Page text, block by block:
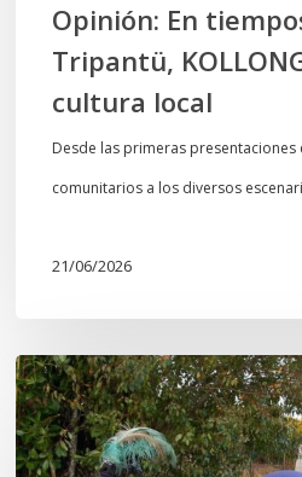
Opinión: En
Tripantü,
cultura local
Desde las primeras presentaciones
comunitarios a los diversos
21/06/2026
Conmemoración
del
Wiñoy